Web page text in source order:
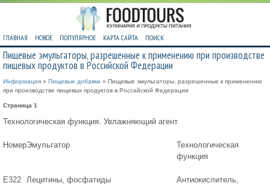
ГЛАВНАЯ НОВОЕ ПОПУЛЯРНОЕ КАРТА САЙТА ПОИСК
Пищевые эмульгаторы, разрешенные к применению при производстве
пищевых продуктов в Российской Федерации
Информация » Пищевые добавки » Пищевые эмульгаторы, разрешенные к применению
при производстве пищевых продуктов в Российской Федерации
Страница 1
Технологическая функция. Увлажняющий агент
НомерЭмульгатор
Технологическая
функция
Е322 Лецитины, фосфатиды
Антиокислитель,